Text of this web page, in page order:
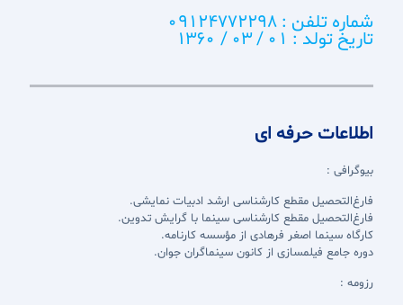
شماره تلفن : 09124772298
تاریخ تولد : 01 / 03 / 1360
اطلاعات حرفه ای
بیوگرافی :
فارغ‌التحصیل مقطع کارشناسی ارشد ادبیات نمایشی.
فارغ‌التحصیل مقطع کارشناسی سینما با گرایش تدوین.
کارگاه سینما اصغر فرهادی از مؤسسه کارنامه.
دوره جامع فیلمسازی از کانون سینماگران جوان.
رزومه :